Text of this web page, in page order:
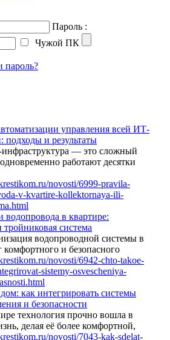
Пароль :
Чужой ПК
пароль?
управления всей ИТ-
подходы и результаты
— это сложный
работают десятки
водопровода в квартире:
тройниковая система
водопроводной системы в
и безопасного
как интегрировать системы
и безопасности
технология прочно вошла в
делая её более комфортной,